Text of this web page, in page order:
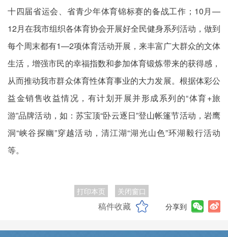
十四届省运会、省青少年体育锦标赛的备战工作；10月—
12月在我市组织各体育协会开展好全民健身系列活动，做到
每个周末都有1—2项体育活动开展，来丰富广大群众的文体
生活，增强市民的幸福指数和参加体育锻炼带来的获得感，
从而推动我市群众体育性体育事业的大力发展。根据体彩公
益金销售收益情况，有计划开展并形成系列的“体育+旅
游”品牌活动，如：苏宝顶“卧云逐日”登山帐篷节活动，岩鹰
洞“峡谷探幽”穿越活动，清江湖“湖光山色”环湖毅行活动
等。
打印本页 关闭窗口
稿件收藏 分享到